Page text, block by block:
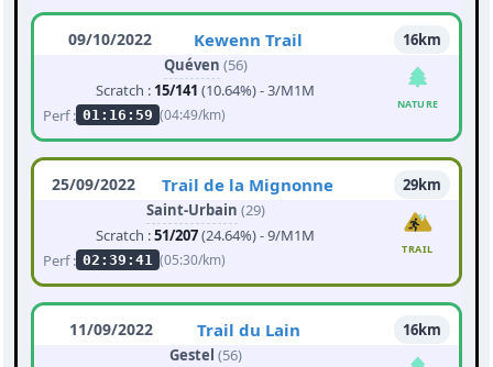
09/10/2022 Kewenn Trail
16km
Quéven (56)
Scratch : 15/141 (10.64%) - 3/M1M
Perf : 01:16:59 (04:49/km)
NATURE
25/09/2022 Trail de la Mignonne
29km
Saint-Urbain (29)
Scratch :51/207(24.64%) - 9/M1M
Perf : 02:39:41 (05:30/km)
TRAIL
11/09/2022 Trail du Lain
16km
Gestel (56)